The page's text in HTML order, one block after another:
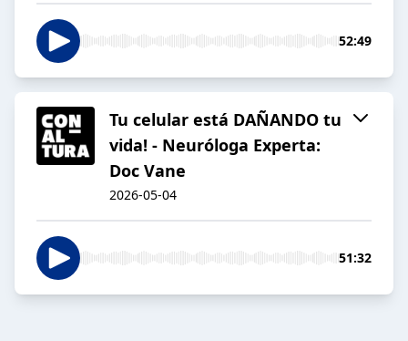
52:49
Tu celular está DAÑANDO tu
vida! - Neuróloga Experta:
Doc Vane
2026-05-04
51:32